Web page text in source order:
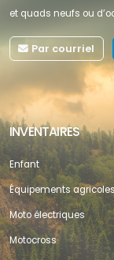
et quads neufs ou
Par courriel
INVENTAIRES
Enfant
Équipements
Moto électriques
Motocross